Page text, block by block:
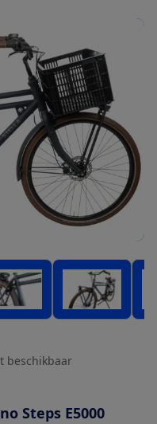
beschikbaar
Steps E5000